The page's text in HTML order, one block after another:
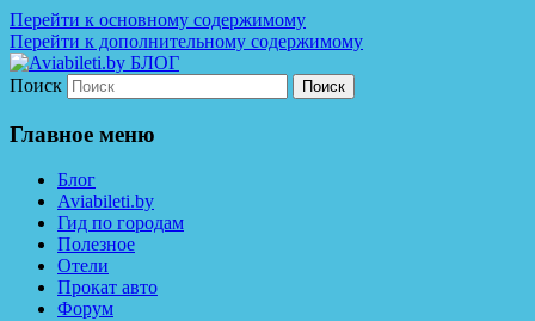
Перейти к основному содержимому
Перейти к дополнительному содержимому
Aviabileti.by БЛОГ
Дешевые авиабилеты по всему миру. С
нами легко путешествовать!
Поиск
Главное меню
Блог
Aviabileti.by
Гид по городам
Полезное
Отели
Прокат авто
Форум